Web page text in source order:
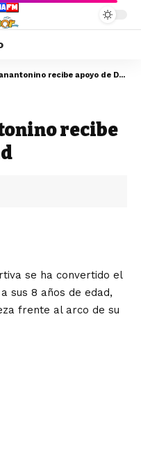
recibe apoyo de DP World
recibe
se ha convertido el
sus 8 años de edad,
frente al arco de su